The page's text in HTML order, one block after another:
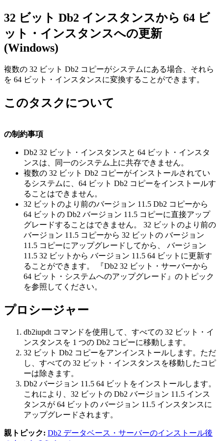
32 ビット Db2 インスタンスから 64 ビ
ット・インスタンスへの更新
(Windows)
複数の 32 ビット Db2 コピーがシステムにある場合、それら
を 64 ビット・インスタンスに変換することができます。
このタスクについて
の制約事項
Db2 32 ビット・インスタンスと 64 ビット・インスタ
ンスは、同一のシステム上に共存できません。
複数の 32 ビット Db2 コピーがインストールされてい
るシステムに、64 ビット Db2 コピーをインストールす
ることはできません。
32 ビットのより前のバージョン 11.5 Db2 コピーから
64 ビットの Db2 バージョン 11.5 コピーに直接アップ
グレードすることはできません。 32 ビットのより前の
バージョン 11.5 コピーから 32 ビットの バージョン
11.5 コピーにアップグレードしてから、 バージョン
11.5 32 ビットから バージョン 11.5 64 ビットに更新す
ることができます。 『Db2 32 ビット・サーバーから
64 ビット・システムへのアップグレード』のトピック
を参照してください。
プロシージャー
db2iupdtコマンドを使用して、すべての 32 ビット・イ
ンスタンスを 1 つの Db2 コピーに移動します。
32 ビット Db2 コピーをアンインストールします。ただ
し、すべての 32 ビット・インスタンスを移動したコピ
ーは除きます。
Db2 バージョン 11.5 64 ビットをインストールします。
これにより、32 ビットの Db2 バージョン 11.5 インス
タンスが 64 ビットの バージョン 11.5 インスタンスに
アップグレードされます。
親トピック: Db2 データベース・サーバーのインストール後